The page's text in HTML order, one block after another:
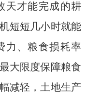
天才能完成的耕
短短几小时就能
力、粮食损耗率
大限度保障粮食
减轻，土地生产